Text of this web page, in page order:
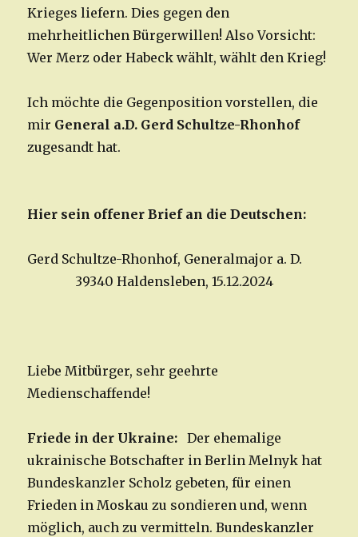
Krieges liefern. Dies gegen den
mehrheitlichen Bürgerwillen! Also Vorsicht:
Wer Merz oder Habeck wählt, wählt den Krieg!
Ich möchte die Gegenposition vorstellen, die
mir General a.D. Gerd Schultze-Rhonhof
zugesandt hat.
Hier sein offener Brief an die Deutschen:
Gerd Schultze-Rhonhof, Generalmajor a. D.
39340 Haldensleben, 15.12.2024
Liebe Mitbürger, sehr geehrte
Medienschaffende!
Friede in der Ukraine: Der ehemalige
ukrainische Botschafter in Berlin Melnyk hat
Bundeskanzler Scholz gebeten, für einen
Frieden in Moskau zu sondieren und, wenn
möglich, auch zu vermitteln. Bundeskanzler